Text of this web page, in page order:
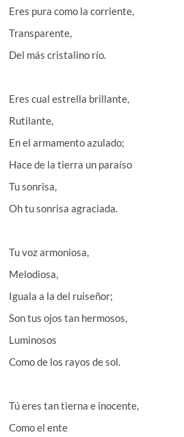
Eres pura como la corriente,
Transparente,
Del más cristalino río.
Eres cual estrella brillante,
Rutilante,
En el armamento azulado;
Hace de la tierra un paraíso
Tu sonrisa,
Oh tu sonrisa agraciada.
Tu voz armoniosa,
Melodiosa,
Iguala a la del ruiseñor;
Son tus ojos tan hermosos,
Luminosos
Como de los rayos de sol.
Tú eres tan tierna e inocente,
Como el ente